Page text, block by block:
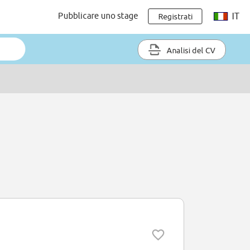
Pubblicare uno stage Registrati IT
Analisi del CV